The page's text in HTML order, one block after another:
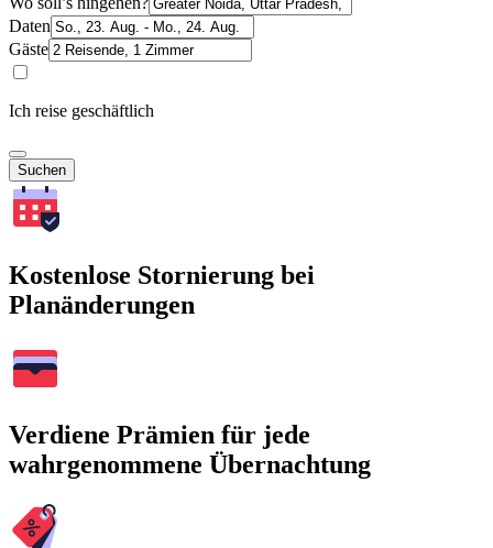
Daten
Gäste
Ich reise geschäftlich
Suchen
Kostenlose Stornierung bei
Planänderungen
Verdiene Prämien für jede
wahrgenommene Übernachtung